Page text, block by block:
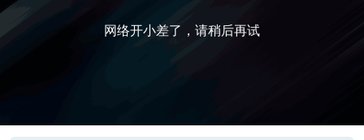
网络开小差了，请稍后再试